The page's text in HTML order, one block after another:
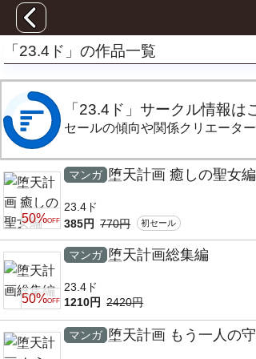
「23.4ド」の作品一覧
「23.4ド」サークル情報は
セールの傾向や関係クリエータ
50%OFF
マンガ 堕天計画 癒しの聖女編
23.4ド
385円 770円 初セール
50%OFF
マンガ 堕天計画総集編
23.4ド
1210円 2420円
マンガ 堕天計画 もう一人の